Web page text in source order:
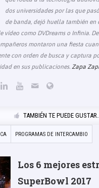
dos universidades por las que
de banda, dejó huella también en
vídeo como DVDreams o Infinia.
montaron una fiesta
con orden de busca y captura
en sus publicaciones. Zapa
TAMBIÉN TE PUEDE GUSTAR...
PROGRAMAS DE INTERCAMBIO
Los 6 mejores
SuperBowl 2017